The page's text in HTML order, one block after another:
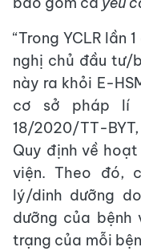
“Trong YCLR lần
nghị chủ đầu tư/
này ra khỏi E-
cơ sở pháp lí
18/2020/TT-
Quy định về
viện. Theo đó,
lý/dinh dưỡng
dưỡng của bệnh
trạng của mỗi